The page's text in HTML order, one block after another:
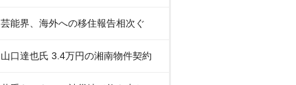
芸能界、海外への移住報告相次ぐ
山口達也氏 3.4万円の湘南物件契約